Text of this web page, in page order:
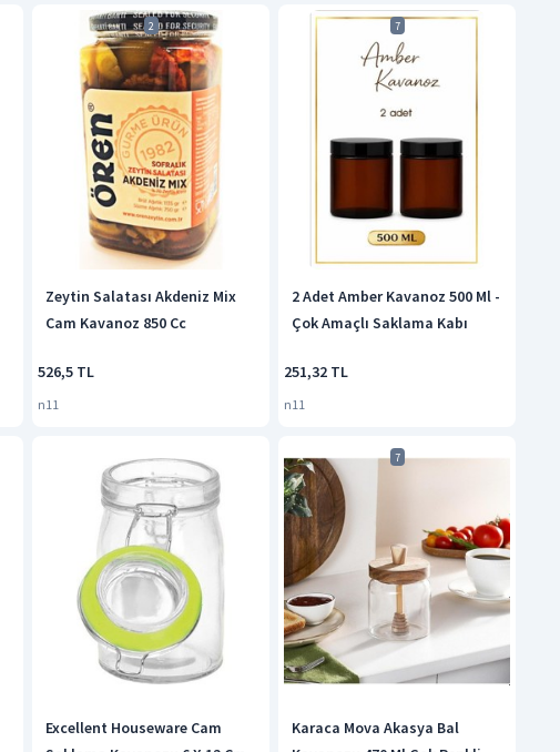
2
Zeytin Salatası Akdeniz Mix
Cam Kavanoz 850 Cc
526,5 TL
n11
7
2 Adet Amber Kavanoz 500 Ml -
Çok Amaçlı Saklama Kabı
251,32 TL
n11
Excellent Houseware Cam
7
Karaca Mova Akasya Bal